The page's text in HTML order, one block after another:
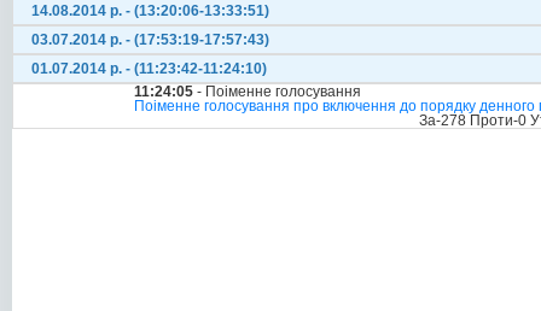
14.08.2014 р. - (13:20:06-13:33:51)
03.07.2014 р. - (17:53:19-17:57:43)
01.07.2014 р. - (11:23:42-11:24:10)
11:24:05 - Поіменне голосування
Поіменне голосування про включення до порядку
За-278 Проти-0